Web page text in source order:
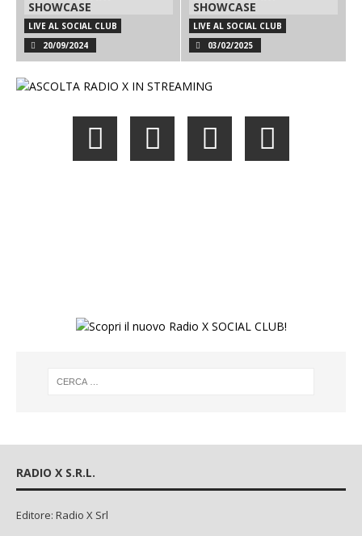
SHOWCASE
LIVE AL SOCIAL CLUB
20/09/2024
SHOWCASE
LIVE AL SOCIAL CLUB
03/02/2025
RADIO X S.R.L.
Editore: Radio X Srl